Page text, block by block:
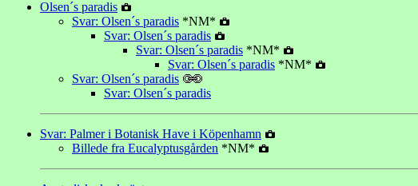
Olsen´s paradis
Svar: Olsen´s paradis *NM*
Svar: Olsen´s paradis
Svar: Olsen´s paradis *NM*
Svar: Olsen´s paradis *NM*
Svar: Olsen´s paradis
Svar: Olsen´s paradis
Svar: Palmer i Botanisk Have i Köpenhamn
Billede fra Eucalyptusgården *NM*